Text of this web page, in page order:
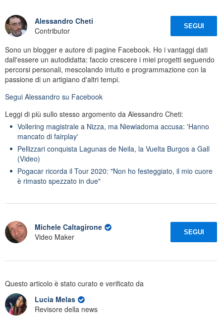
Alessandro Cheti
Contributor
SEGUI
Sono un blogger e autore di pagine Facebook. Ho i vantaggi dati
dall'essere un autodidatta: faccio crescere i miei progetti seguendo
percorsi personali, mescolando intuito e programmazione con la
passione di un artigiano d'altri tempi.
Segui Alessandro su Facebook
Leggi di più sullo stesso argomento da Alessandro Cheti:
Vollering magistrale a Nizza, ma Niewiadoma accusa: 'Hanno
mancato di fairplay'
Pellizzari conquista Lagunas de Neila, la Vuelta Burgos a Gall
(Video)
Pogacar ricorda il Tour 2020: "Non ho festeggiato, il mio cuore
è rimasto spezzato in due"
Michele Caltagirone
Video Maker
SEGUI
Questo articolo è stato curato e verificato da
Lucia Melas
Revisore della news